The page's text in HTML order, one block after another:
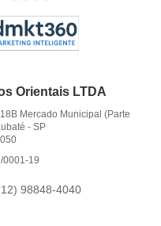
Orientais LTDA
Mercado Municipal (Parte
-SP
0001-19
98848-4040